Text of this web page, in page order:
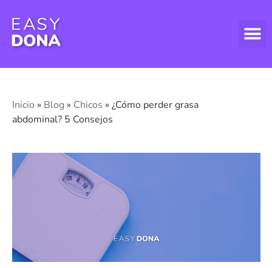
Inicio » Blog » Chicos » ¿Cómo perder grasa
abdominal? 5 Consejos